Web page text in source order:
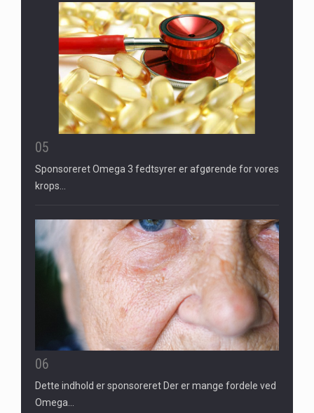
05
Sponsoreret Omega 3 fedtsyrer er afgørende for vores
krops…
06
Dette indhold er sponsoreret Der er mange fordele ved
Omega…